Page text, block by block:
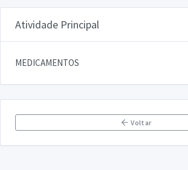
Atividade Principal
MEDICAMENTOS
Voltar